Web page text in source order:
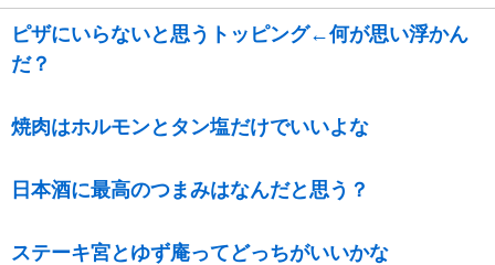
ピザにいらないと思うトッピング←何が思い浮かん
だ？
焼肉はホルモンとタン塩だけでいいよな
日本酒に最高のつまみはなんだと思う？
ステーキ宮とゆず庵ってどっちがいいかな